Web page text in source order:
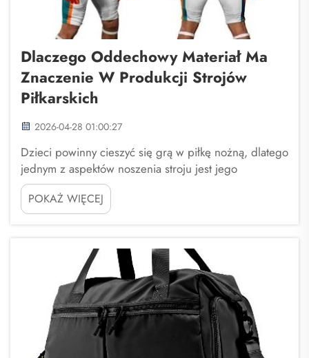
Dlaczego Oddechowy Materiał Ma
Znaczenie W Produkcji Strojów
Piłkarskich
2026-04-28 01:00:27
Dzieci powinny cieszyć się grą w piłkę nożną, dlatego
jednym z aspektów noszenia stroju jest jego
przyjemne uczucie na skórze. Uważam, że ważnym
czynnikiem materiału stosowanego w tych strojach jest
jego przewiewność, Fuzhou Saipulang Trading...
POKAŻ WIĘCEJ